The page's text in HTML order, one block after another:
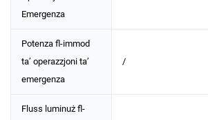
Emergenza
Potenza fl-immod
ta’ operazzjoni ta’
emergenza
/
Fluss luminuż fl-